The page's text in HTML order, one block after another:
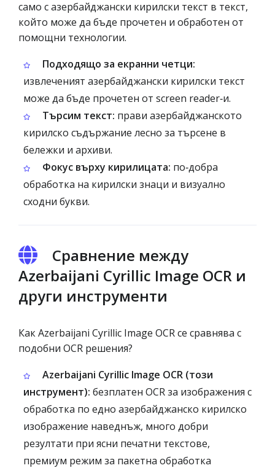
само с азербайджански кирилски текст в текст,
който може да бъде прочетен и обработен от
помощни технологии.
Подходящо за екранни четци:
извлеченият азербайджански кирилски текст
може да бъде прочетен от screen reader‑и.
Търсим текст: прави азербайджанското
кирилско съдържание лесно за търсене в
бележки и архиви.
Фокус върху кирилицата: по‑добра
обработка на кирилски знаци и визуално
сходни букви.
Сравнение между
Azerbaijani Cyrillic Image OCR и
други инструменти
Как Azerbaijani Cyrillic Image OCR се сравнява с
подобни OCR решения?
Azerbaijani Cyrillic Image OCR (този
инструмент): безплатен OCR за изображения с
обработка по едно азербайджанско кирилско
изображение наведнъж, много добри
резултати при ясни печатни текстове,
премиум режим за пакетна обработка